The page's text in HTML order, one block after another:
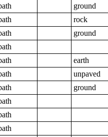
ground
rock
ground
earth
unpaved
ground